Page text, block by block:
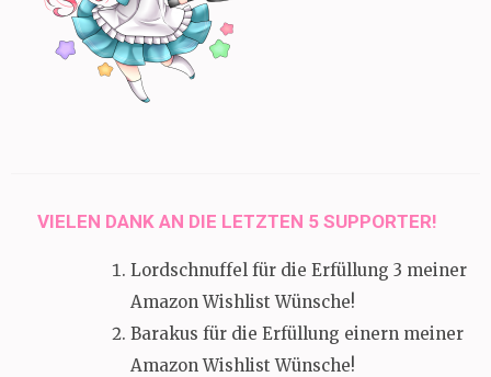
VIELEN DANK AN DIE LETZTEN 5 SUPPORTER!
Lordschnuffel für die Erfüllung 3 meiner
Amazon Wishlist Wünsche!
Barakus für die Erfüllung einern meiner
Amazon Wishlist Wünsche!